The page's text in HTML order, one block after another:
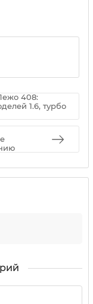
408:
1.6, турбо